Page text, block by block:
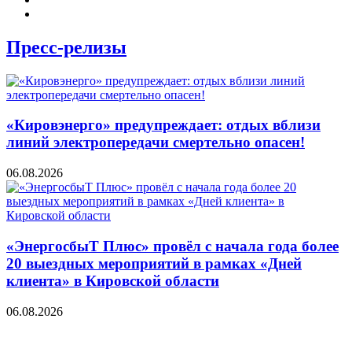
Пресс-релизы
«Кировэнерго» предупреждает: отдых вблизи
линий электропередачи смертельно опасен!
06.08.2026
«ЭнергосбыТ Плюс» провёл с начала года более
20 выездных мероприятий в рамках «Дней
клиента» в Кировской области
06.08.2026